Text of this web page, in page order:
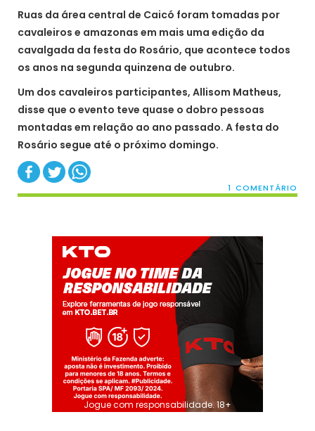
Ruas da área central de Caicó foram tomadas por
cavaleiros e amazonas em mais uma edição da
cavalgada da festa do Rosário, que acontece todos
os anos na segunda quinzena de outubro.
Um dos cavaleiros participantes, Allisom Matheus,
disse que o evento teve quase o dobro pessoas
montadas em relação ao ano passado. A festa do
Rosário segue até o próximo domingo.
1 COMENTÁRIO
Jogue com responsabilidade. 18+